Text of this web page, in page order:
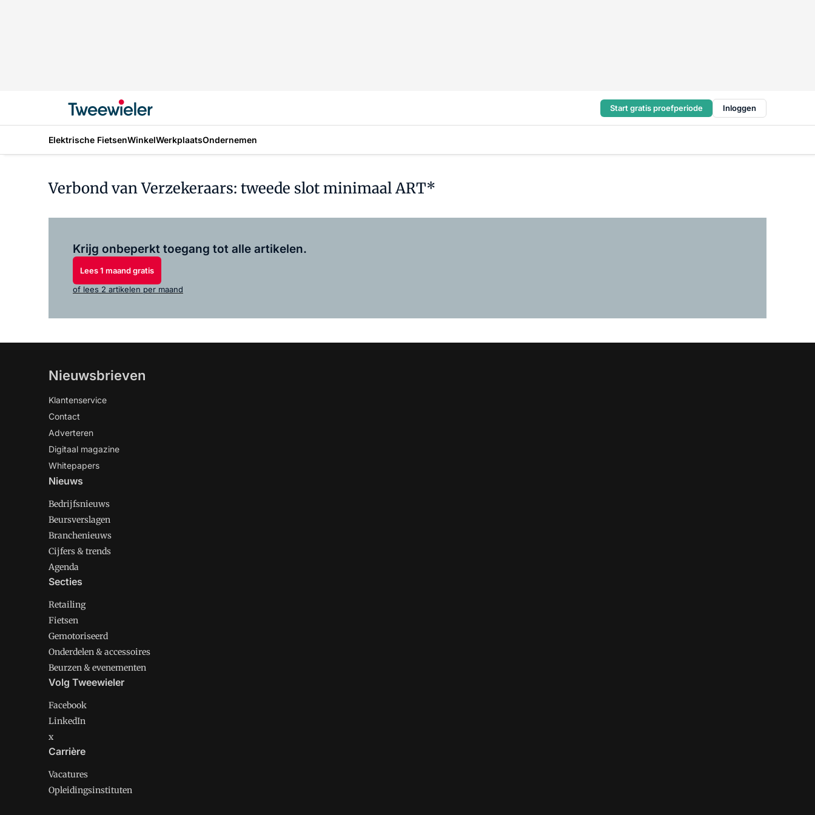
Start gratis proefperiode Inloggen
Elektrische FietsenWinkelWerkplaatsOndernemen
Verbond van Verzekeraars: tweede slot minimaal ART*
Krijg onbeperkt toegang tot alle artikelen.
Lees 1 maand gratis
of lees 2 artikelen per maand
Nieuwsbrieven
Klantenservice
Contact
Adverteren
Digitaal magazine
Whitepapers
Nieuws
Bedrijfsnieuws
Beursverslagen
Branchenieuws
Cijfers & trends
Agenda
Secties
Retailing
Fietsen
Gemotoriseerd
Onderdelen & accessoires
Beurzen & evenementen
Volg Tweewieler
Facebook
LinkedIn
x
Carrière
Vacatures
Opleidingsinstituten